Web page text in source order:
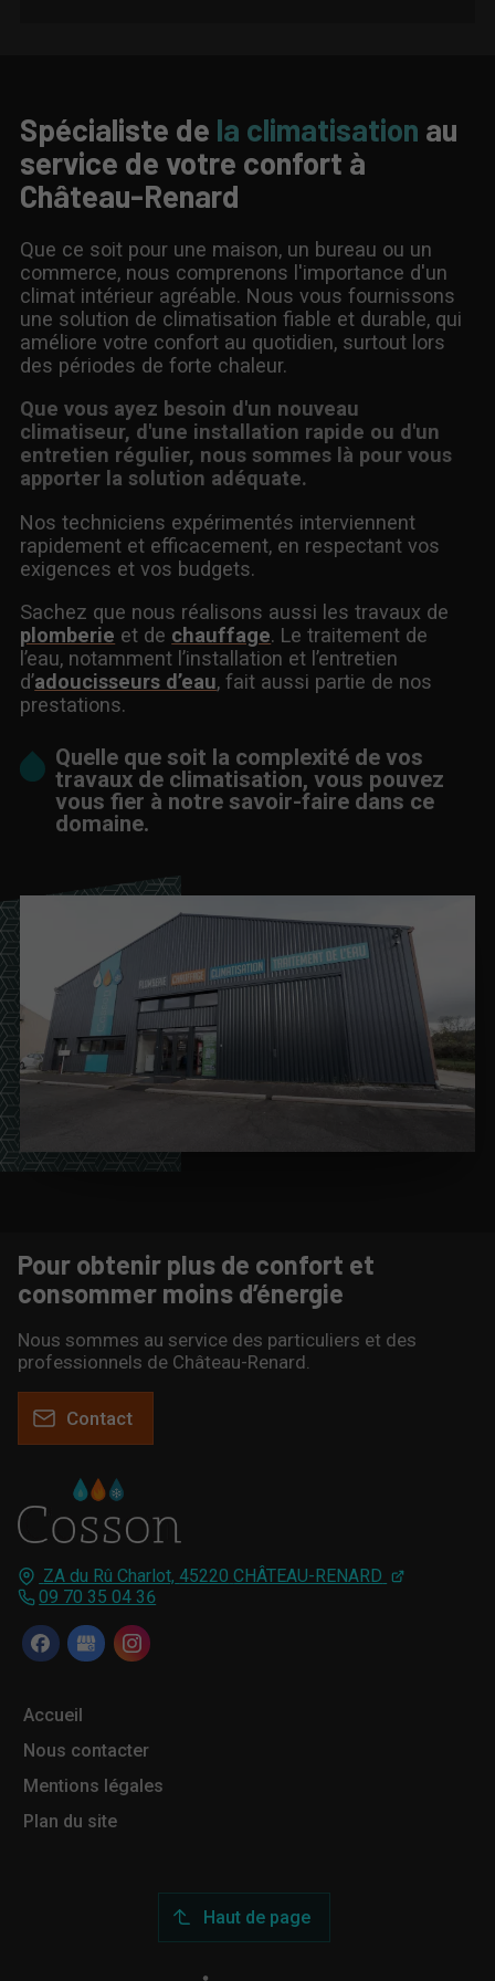
Spécialiste de la climatisation au
service de votre confort à
Château-Renard
Que ce soit pour une maison, un bureau ou un
commerce, nous comprenons l'importance d'un
climat intérieur agréable. Nous vous fournissons
une solution de climatisation fiable et durable, qui
améliore votre confort au quotidien, surtout lors
des périodes de forte chaleur.
Que vous ayez besoin d'un nouveau
climatiseur, d'une installation rapide ou d'un
entretien régulier, nous sommes là pour vous
apporter la solution adéquate.
Nos techniciens expérimentés interviennent
rapidement et efficacement, en respectant vos
exigences et vos budgets.
Sachez que nous réalisons aussi les travaux de
plomberie et de chauffage. Le traitement de
l’eau, notamment l’installation et l’entretien
d’adoucisseurs d’eau, fait aussi partie de nos
prestations.
Quelle que soit la complexité de vos
travaux de climatisation, vous pouvez
vous fier à notre savoir-faire dans ce
domaine.
ZA du Rû Charlot, 45220 CHÂTEAU-RENARD
09 70 35 04 36
Accueil
Nous contacter
Mentions légales
Plan du site
Pour obtenir plus de confort et
consommer moins d’énergie
Nous sommes au service des particuliers et des
professionnels de Château-Renard.
Contact
Haut de page